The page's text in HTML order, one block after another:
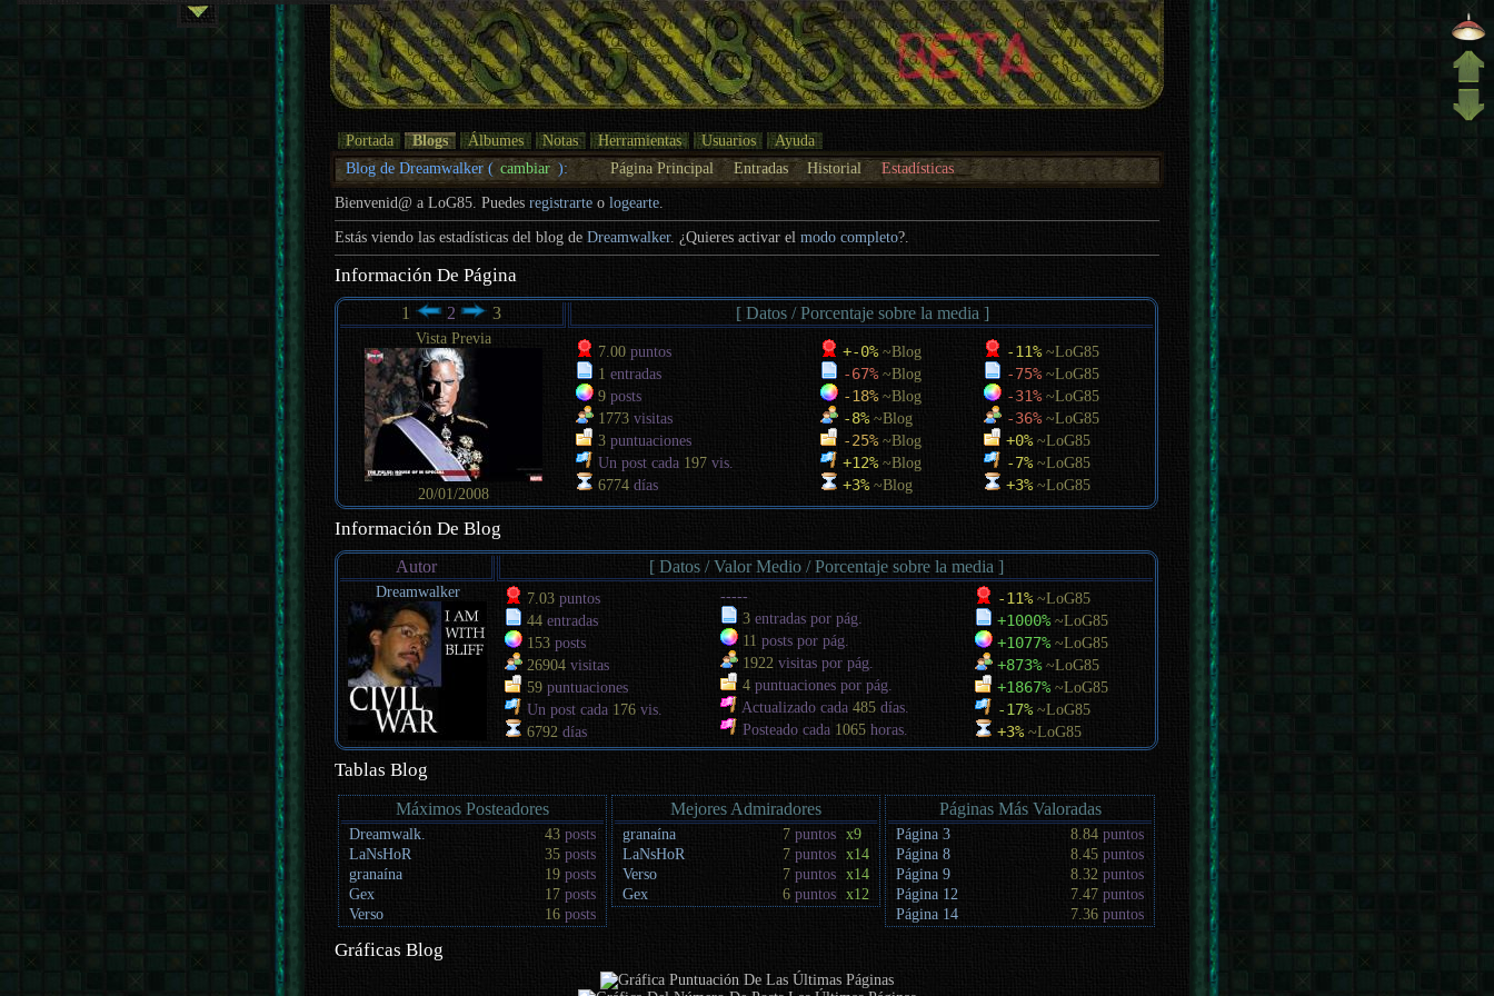
Portada Blogs Álbumes Notas Herramientas Usuarios
Ayuda
Blog de Dreamwalker ( cambiar ): Página Principal Entradas Historial Estadísticas
Bienvenid@ a LoG85. Puedesregistrarte ologearte.
Estás viendo las estadísticas del blog deDreamwalker. ¿Quieres activar elmodo completo?.
Información De Página
1
2 3 [ Datos / Porcentaje sobre la media ]
Vista Previa
20/01/2008
7.00puntos
1 entradas
9posts
1773visitas
3puntuaciones
Un post cada 197vis.
6774días
+-0%~Blog
-67%~Blog
-18%~Blog
-8%~Blog
-25%~Blog
+12%~Blog
+3%~Blog
-11%~LoG85
-75%~LoG85
-31%~LoG85
-36%~LoG85
+0%~LoG85
-7%~LoG85
+3%~LoG85
Información De Blog
Autor
[ Datos / Valor Medio / Porcentaje sobre la media ]
Dreamwalker 7.03puntos
44entradas
153posts
26904visitas
59puntuaciones
Un post cada 176vis.
6792 días
-----
3entradas por pág.
11 posts por pág.
1922 visitas por pág.
4puntuaciones por pág.
Actualizado cada 485días.
Posteado cada 1065horas.
-11%~LoG85
+1000%~LoG85
+1077%~LoG85
+873%~LoG85
+1867%~LoG85
-17%~LoG85
+3%~LoG85
Tablas Blog
Máximos Posteadores
Dreamwalk. 43 posts
LaNsHoR
35 posts
granaína
19 posts
Gex
17 posts
Verso
16 posts
Mejores Admiradores
granaína 7 puntos
x9
LaNsHoR
7 puntos
x14
Verso
7 puntos
x14
Gex
6 puntos x12
Páginas Más Valoradas
Página 3 8.84 puntos
Página 8
8.45 puntos
Página 9
8.32 puntos
Página 12
7.47 puntos
Página 14
7.36 puntos
Gráficas Blog